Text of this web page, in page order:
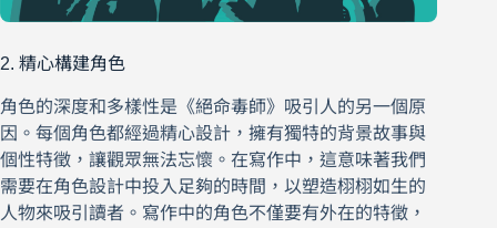
2. 精心構建角色
角色的深度和多樣性是《絕命毒師》吸引人的另一個原
因。每個角色都經過精心設計，擁有獨特的背景故事與
個性特徵，讓觀眾無法忘懷。在寫作中，這意味著我們
需要在角色設計中投入足夠的時間，以塑造栩栩如生的
人物來吸引讀者。寫作中的角色不僅要有外在的特徵，